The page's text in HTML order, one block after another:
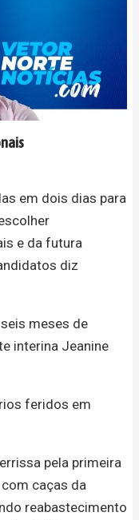
em dois dias para
e da futura
diz
meses de
interina Jeanine
feridos em
pela primeira
caças da
reabastecimento